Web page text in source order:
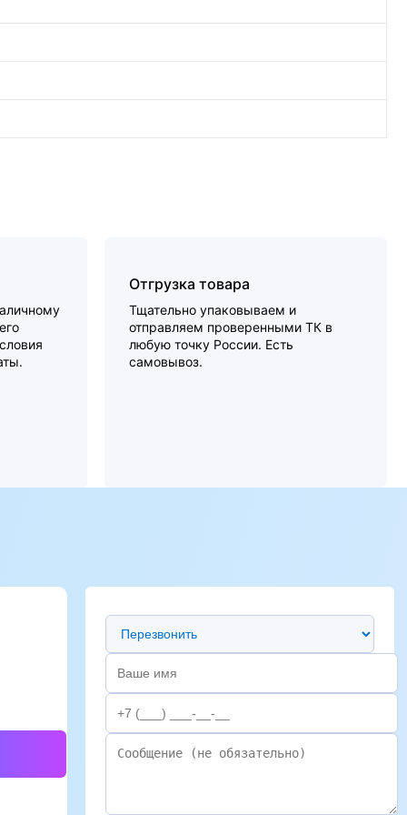
Отгрузка товара
Тщательно упаковываем и
отправляем проверенными ТК в
любую точку России. Есть
самовывоз.
Предпочтительный способ связи